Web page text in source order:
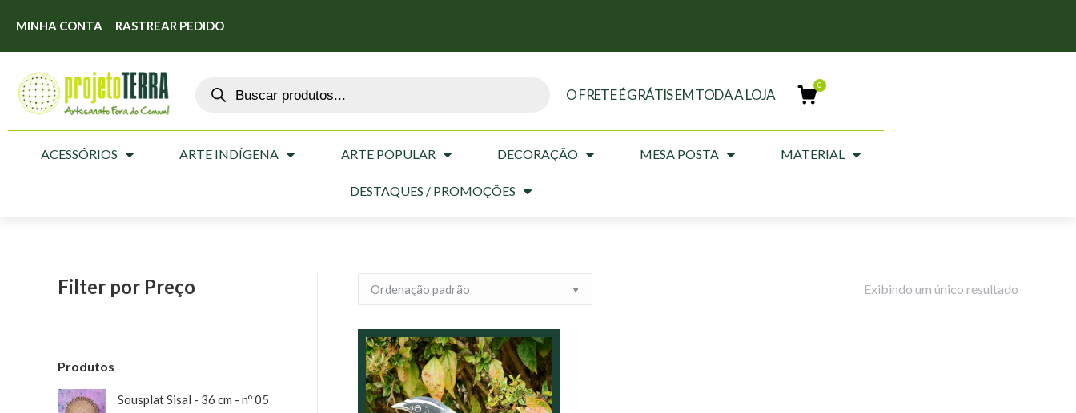
MINHA CONTA RASTREAR PEDIDO
O FRETE É GRÁTIS EM TODA A LOJA
ACESSÓRIOS ARTE INDÍGENA ARTE POPULAR DECORAÇÃO MESA POSTA MATERIAL
DESTAQUES / PROMOÇÕES
Exibindo um único resultado
Filter por Preço
Produtos
Sousplat Sisal - 36 cm - nº 05